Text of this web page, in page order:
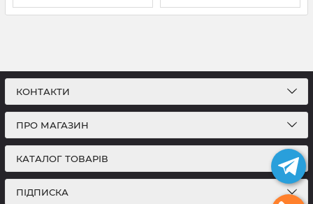
КОНТАКТИ
ПРО МАГАЗИН
КАТАЛОГ ТОВАРІВ
ПІДПИСКА